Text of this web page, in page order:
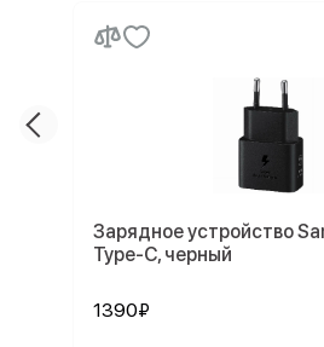
Зарядное устройство
Type-C, черный
1390₽